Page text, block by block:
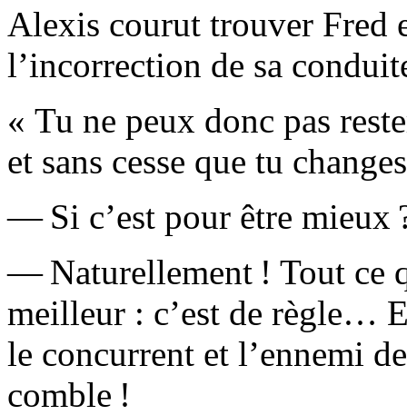
Alexis courut trouver Fred
l’incorrection de sa
« Tu ne peux donc pas
et sans cesse que tu
— Si c’est pour être mieux
— Naturellement ! Tout ce
meilleur : c’est de règle…
le concurrent et l’ennemi
comble !